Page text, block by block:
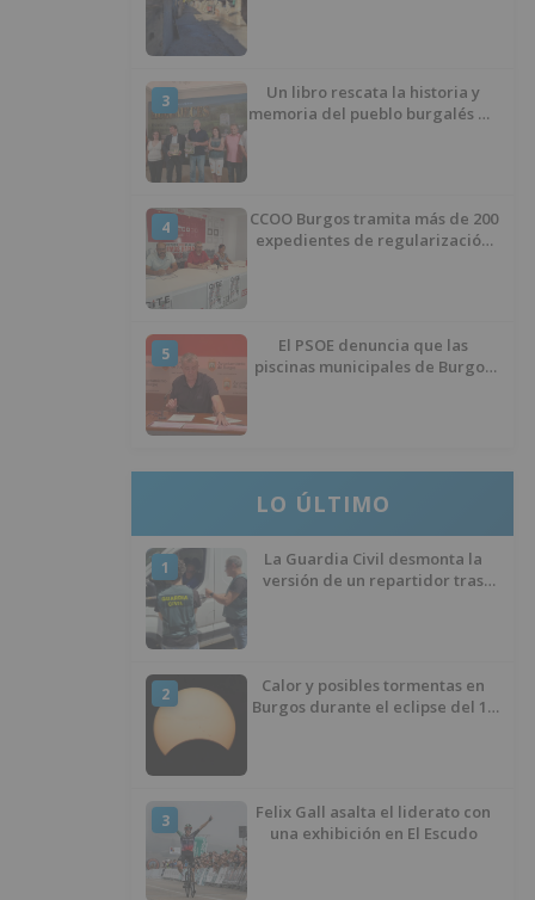
3
Un libro rescata la historia y
memoria del pueblo burgalés de
4
CCOO Burgos tramita más de 200
expedientes de regularización
5
El PSOE denuncia que las
piscinas municipales de Burgos
LO ÚLTIMO
1
La Guardia Civil desmonta la
versión de un repartidor tras
2
Calor y posibles tormentas en
Burgos durante el eclipse del 12
3
Felix Gall asalta el liderato con
una exhibición en El Escudo